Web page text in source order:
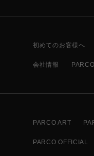
初めてのお客様へ
会社情報
PARCO ART
PARCO OFFICIAL